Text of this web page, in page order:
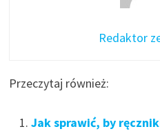
Redaktor
Przeczytaj również:
Jak sprawić, by